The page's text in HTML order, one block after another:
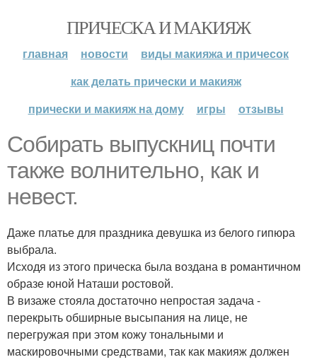
ПРИЧЕСКА И МАКИЯЖ
главная новости
виды макияжа и причесок
как делать прически и макияж
прически и макияж на дому
игры отзывы
Собирать выпускниц почти
также волнительно, как и
невест.
Даже платье для праздника девушка из белого гипюра
выбрала.
Исходя из этого прическа была воздана в романтичном
образе юной Наташи ростовой.
В визаже стояла достаточно непростая задача -
перекрыть обширные высыпания на лице, не
перегружая при этом кожу тональными и
маскировочными средствами, так как макияж должен